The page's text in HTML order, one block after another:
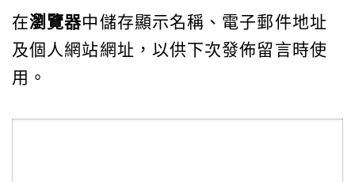
在瀏覽器中儲存顯示名稱、電子郵件地址
及個人網站網址，以供下次發佈留言時使
用。